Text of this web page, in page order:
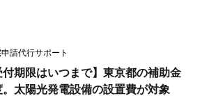
請代行サポート
付期限はいつまで】東京都の補助金
。太陽光発電設備の設置費が対象